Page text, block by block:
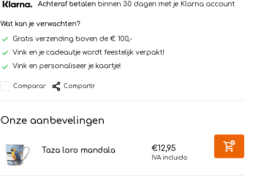
Achteraf betalen binnen 30 dagen met je Klarna account
Wat kan je verwachten?
Gratis verzending boven de € 100,-
Vink en je cadeautje wordt feestelijk verpakt!
Vink en personaliseer je kaartje!
Comparar Compartir
Onze aanbevelingen
Taza loro mandala €12,95
IVA incluido